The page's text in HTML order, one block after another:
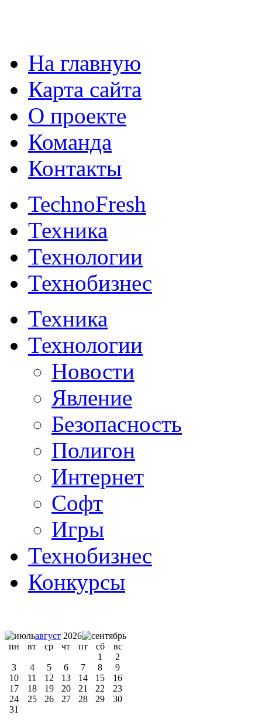
На главную
Карта сайта
О проекте
Команда
Контакты
TechnoFresh
Техника
Технологии
Технобизнес
Техника
Технологии
Новости
Явление
Безопасность
Полигон
Интернет
Софт
Игры
Технобизнес
Конкурсы
август 2026
пн
вт ср чт пт сб
вс
1
2
3
4 5 6 7 8
9
10
11 12 13 14 15
16
17
18 19 20 21 22
23
24
25 26 27 28 29
30
31